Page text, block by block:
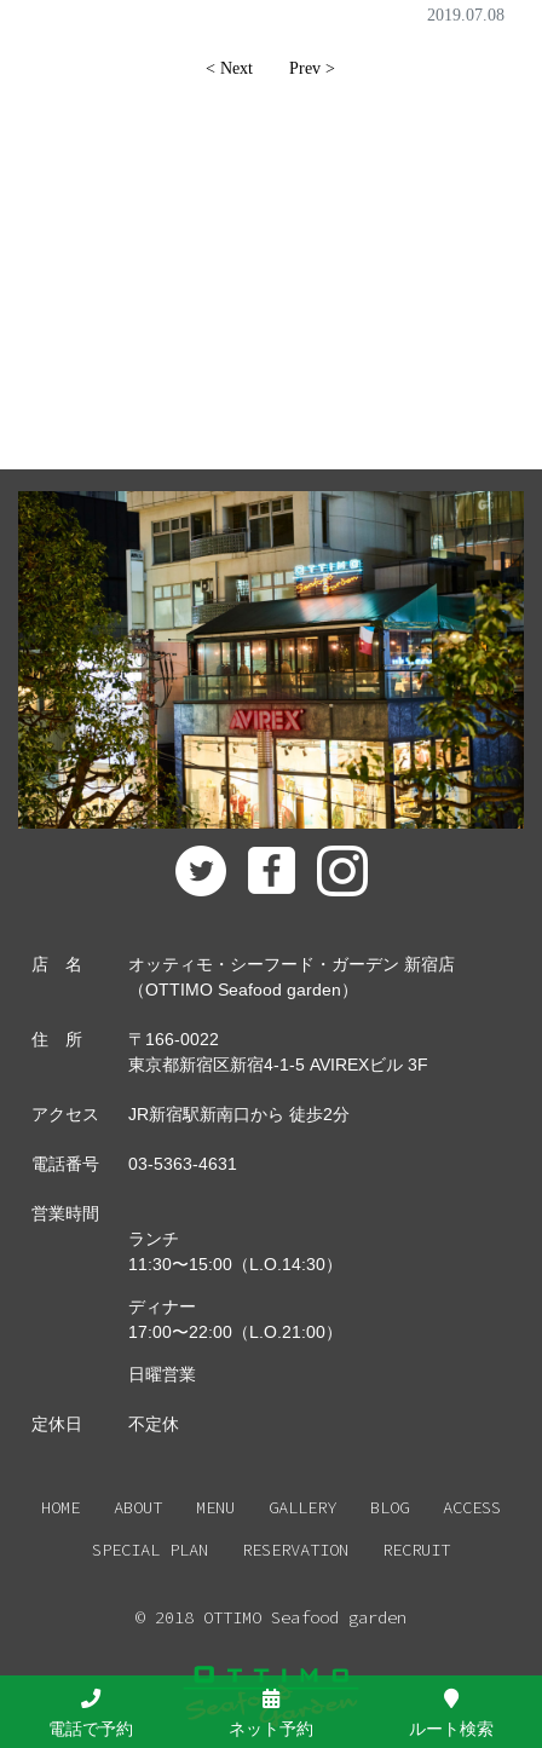
2019.07.08
< Next Prev >
店 名
オッティモ・シーフード・ガーデン 新宿店
（OTTIMO Seafood garden）
住 所
〒166-0022
東京都新宿区新宿4-1-5 AVIREXビル 3F
アクセス JR新宿駅新南口から 徒歩2分
電話番号 03-5363-4631
営業時間
ランチ
11:30〜15:00（L.O.14:30）
ディナー
17:00〜22:00（L.O.21:00）
日曜営業
定休日 不定休
HOME ABOUT MENU GALLERY BLOG
ACCESS
SPECIAL PLAN
RESERVATION RECRUIT
© 2018 OTTIMO Seafood garden
電話で予約 ネット予約 ルート検索